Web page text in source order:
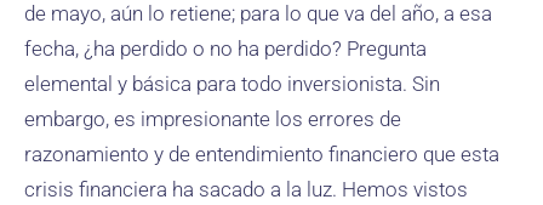
de mayo, aún lo retiene; para lo que va del año, a esa
fecha, ¿ha perdido o no ha perdido? Pregunta
elemental y básica para todo inversionista. Sin
embargo, es impresionante los errores de
razonamiento y de entendimiento financiero que esta
crisis financiera ha sacado a la luz. Hemos vistos